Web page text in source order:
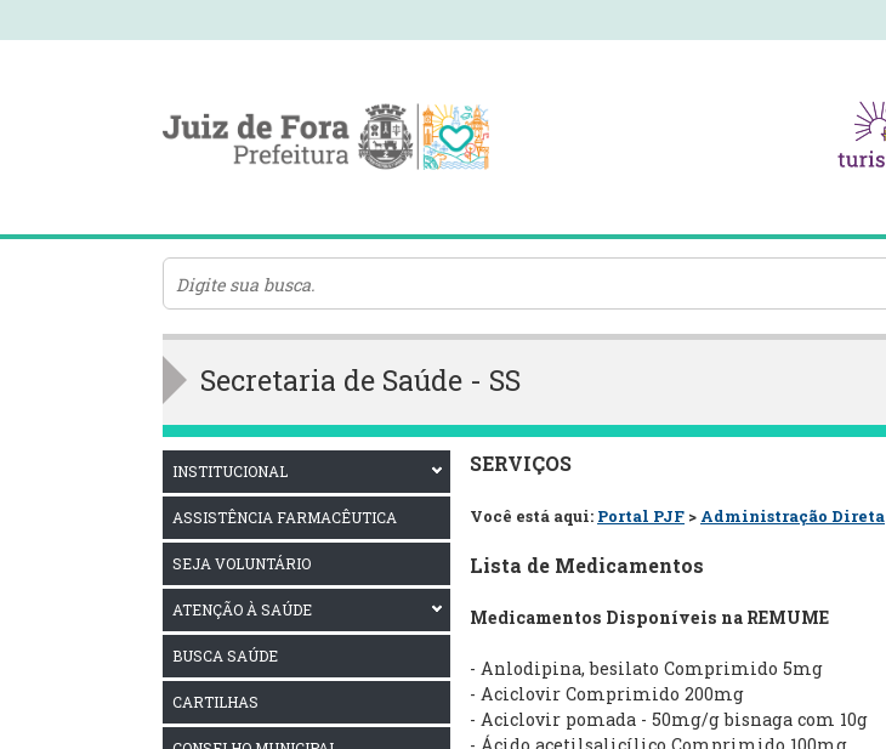
Secretaria de Saúde - SS
INSTITUCIONAL
ASSISTÊNCIA FARMACÊUTICA
SEJA VOLUNTÁRIO
ATENÇÃO À SAÚDE
BUSCA SAÚDE
CARTILHAS
SERVIÇOS
Você está aqui: Portal PJF > Administração Direta
Lista de Medicamentos
Medicamentos Disponíveis na REMUME
- Anlodipina, besilato Comprimido 5mg
- Aciclovir Comprimido 200mg
- Aciclovir pomada - 50mg/g bisnaga com 10g
- Ácido acetilsalicílico Comprimido 100mg